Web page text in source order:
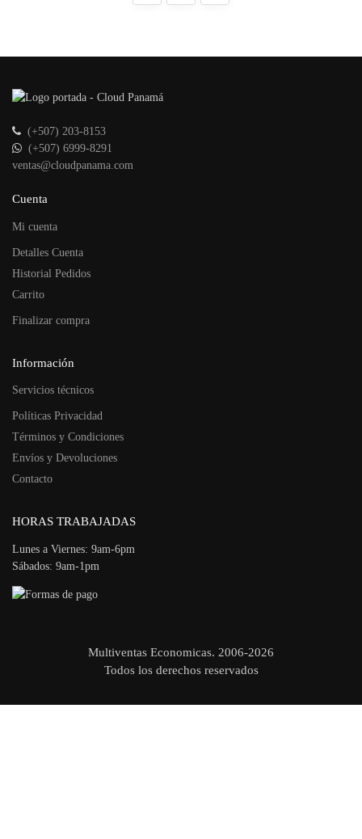
(+507) 203-8153
(+507) 6999-8291
ventas@cloudpanama.com
Cuenta
Mi cuenta
Detalles Cuenta
Historial Pedidos
Carrito
Finalizar compra
Información
Servicios técnicos
Políticas Privacidad
Términos y Condiciones
Envíos y Devoluciones
Contacto
HORAS TRABAJADAS
Lunes a Viernes: 9am-6pm
Sábados: 9am-1pm
Multiventas Economicas. 2006-2026
Todos los derechos reservados